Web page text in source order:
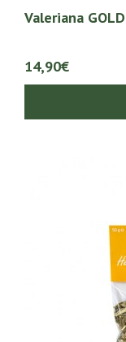
Valeriana GOLD
14,90€